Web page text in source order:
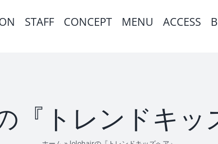
STAFF CONCEPT MENU ACCESS
『トレンドキッ